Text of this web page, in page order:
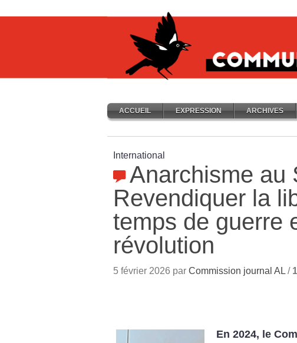
ACCUEIL EXPRESSION ARCHIVES
International
Anarchisme au
Revendiquer la
temps de guerre
révolution
5 février 2026 par Commission journal AL /
En 2024, le